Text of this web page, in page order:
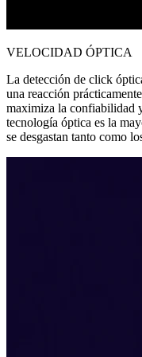
VELOCIDAD ÓPTICA
La detección de click
una reacción
maximiza la confiabilidad
tecnología óptica es la
se desgastan tanto como